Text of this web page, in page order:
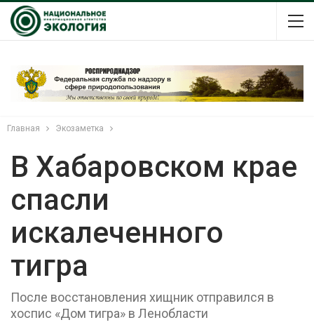
Главная Экозаметка
В Хабаровском крае
спасли
искалеченного
тигра
После восстановления хищник отправился в
хоспис «Дом тигра» в Ленобласти